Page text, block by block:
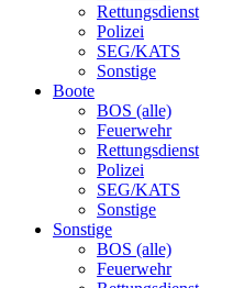
Rettungsdienst
Polizei
SEG/KATS
Sonstige
Boote
BOS (alle)
Feuerwehr
Rettungsdienst
Polizei
SEG/KATS
Sonstige
Sonstige
BOS (alle)
Feuerwehr